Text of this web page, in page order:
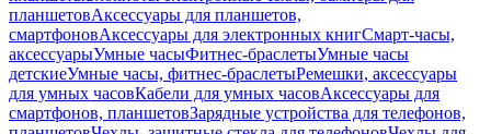
планшетовАксессуары для планшетов,
смартфоновАксессуары для электронных книгСмарт-часы,
аксессуарыУмные часыФитнес-браслетыУмные часы
детскиеУмные часы, фитнес-браслетыРемешки, аксессуары
для умных часовКабели для умных часовАксессуары для
смартфонов, планшетовЗарядные устройства для телефонов,